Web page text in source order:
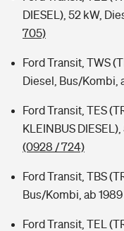
DIESEL), 52 kW,
705)
Ford Transit, TWS
Diesel, Bus/Kombi,
Ford Transit, TES
KLEINBUS
(0928 / 724)
Ford Transit, TBS
Bus/Kombi, ab 1989
Ford Transit, TEL